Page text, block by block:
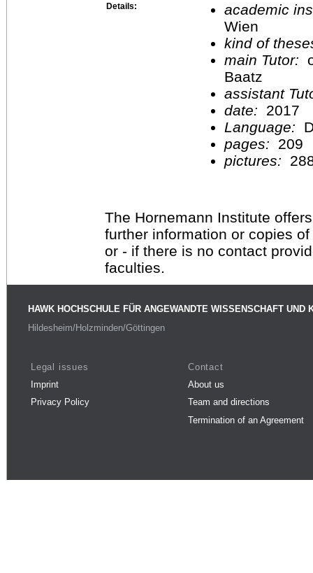
Details:
academic
Wien
kind of
main Tutor:
Baatz
assistant
date:
2017
Language:
pages:
209
pictures:
The Hornemann Institute
further information or copies
or - if there is no contact
faculties.
HAWK HOCHSCHULE FÜR ANGEWANDTE WISSENSCHAFT UND
Hildesheim/Holzminden/Göttingen
Legal issues
Imprint
Privacy Policy
Contact
About us
Team and directions
Termination of an Agreement